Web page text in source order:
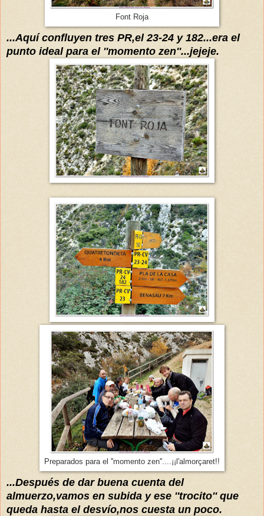
Font Roja
...Aquíconfluyen tres PR,el 23-24 y 182...era el
punto ideal para el ''momento zen''...jejeje.
Preparados para el ''momento zen''....¡¡l'almorçaret!!
...Después de dar buena cuenta del
almuerzo,vamos en subida y ese ''trocito'' que
queda hasta el desvío,nos cuesta un poco.